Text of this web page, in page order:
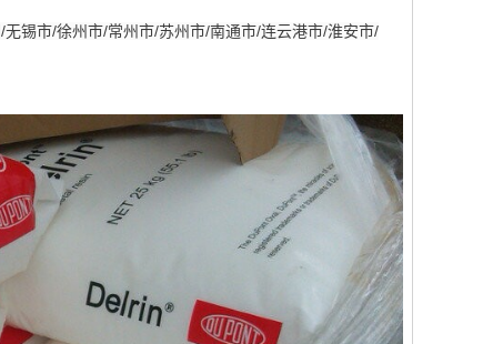
/无锡市/徐州市/常州市/苏州市/南通市/连云港市/淮安市/